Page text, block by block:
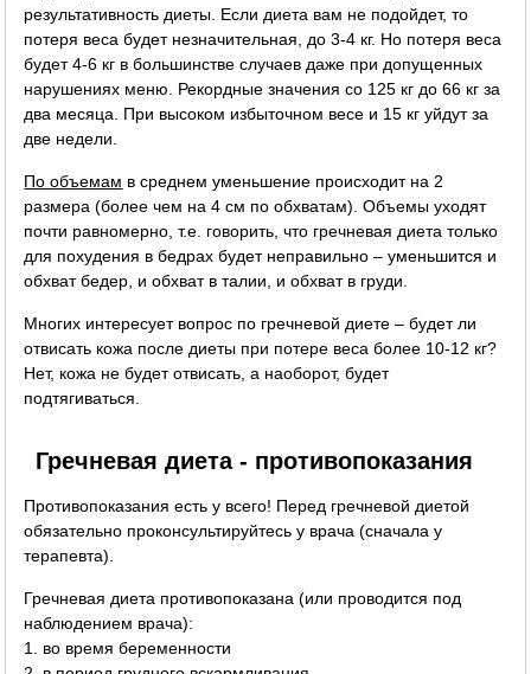
результативность диеты. Если диета вам не подойдет, то
потеря веса будет незначительная, до 3-4 кг. Но потеря веса
будет 4-6 кг в большинстве случаев даже при допущенных
нарушениях меню. Рекордные значения со 125 кг до 66 кг за
два месяца. При высоком избыточном весе и 15 кг уйдут за
две недели.
По объемам в среднем уменьшение происходит на 2
размера (более чем на 4 см по обхватам). Объемы уходят
почти равномерно, т.е. говорить, что гречневая диета только
для похудения в бедрах будет неправильно – уменьшится и
обхват бедер, и обхват в талии, и обхват в груди.
Многих интересует вопрос по гречневой диете – будет ли
отвисать кожа после диеты при потере веса более 10-12 кг?
Нет, кожа не будет отвисать, а наоборот, будет
подтягиваться.
Гречневая диета - противопоказания
Противопоказания есть у всего! Перед гречневой диетой
обязательно проконсультируйтесь у врача (сначала у
терапевта).
Гречневая диета противопоказана (или проводится под
наблюдением врача):
1. во время беременности